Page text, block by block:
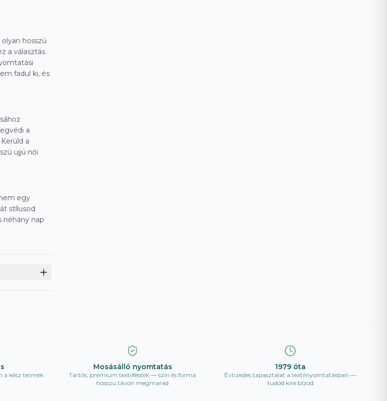
hosszú
a választás
fadul ki, és
a
a
ujjú női
egy
stílusod
néhány nap
a kész termék
Mosásálló nyomtatás
Tartós, prémium textilfesték — szín és forma
hosszú távon megmarad
1979 óta
Évtizedes tapasztalat a textilnyomtatásban —
tudod kire bízod